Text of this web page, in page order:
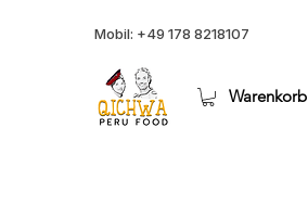
Warenkorb
Mobil: +49 178 8218107